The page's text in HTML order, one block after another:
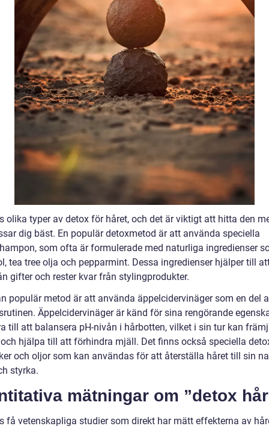
olika typer av detox för håret, och det är viktigt att hitta den
dig bäst. En populär detoxmetod är att använda speciella
som ofta är formulerade med naturliga ingredienser
tea tree olja och pepparmint. Dessa ingredienser hjälper till
gifter och rester kvar från stylingprodukter.
populär metod är att använda äppelcidervinäger som en del
Äppelcidervinäger är känd för sina rengörande
till att balansera pH-nivån i hårbotten, vilket i sin tur kan
hjälpa till att förhindra mjäll. Det finns också speciella
och oljor som kan användas för att återställa håret till sin
styrka.
mätningar om ”detox
få vetenskapliga studier som direkt har mätt effekterna av